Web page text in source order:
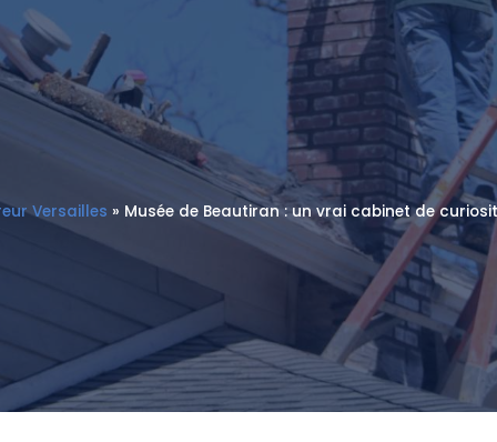
Versailles » Musée de Beautiran : un vrai cabinet de